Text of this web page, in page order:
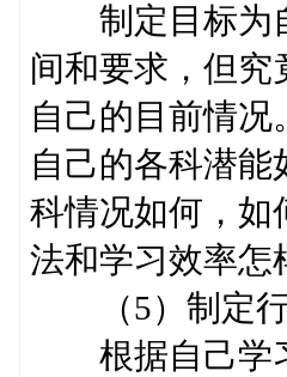
制定目标为自
间和要求，但究
自己的目前情
自己的各科潜
科情况如何，如
法和学习效率怎
（5）制定行
根据自己学习